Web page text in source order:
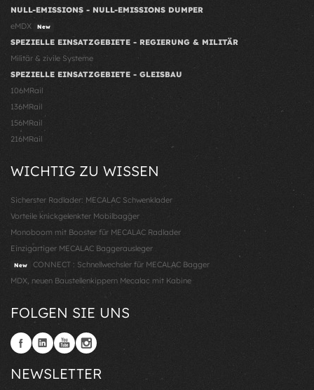
NULL-EMISSIONS - NULL-EMISSIONS DUMPER
eMDX
New
SPEZIELLE EINSATZGEBIETE - REGIERUNG & MILITÄR
Militär & zivile Systeme
SPEZIELLE EINSATZGEBIETE - GLEISBAU
106MRail
136MRail
156MRail
216MRail
WICHTIG ZU WISSEN
Sicherster Radlader: MECALAC Schwenklader
Vorteile knickgelenkter Mobilbagger
Monoboom mit Booster für MECALAC Radlader
Einzigartiger MECALAC Baggerausleger
New
CONNECT : Schnellwechsler für MECALAC Bagger
MDX, neuen Baustellenkippern Mecalac mit Kabine
FOLGEN SIE UNS
NEWSLETTER